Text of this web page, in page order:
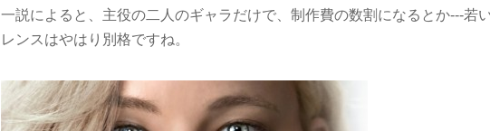
一説によると、主役の二人のギャラだけで、制作費の数割になるとか---若
レンスはやはり別格ですね。